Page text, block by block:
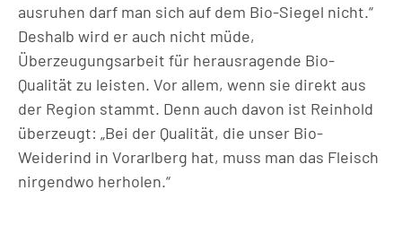
ausruhen darf man sich auf dem Bio-Siegel nicht.“
Deshalb wird er auch nicht müde,
Überzeugungsarbeit für herausragende Bio-
Qualität zu leisten. Vor allem, wenn sie direkt aus
der Region stammt. Denn auch davon ist Reinhold
überzeugt: „Bei der Qualität, die unser Bio-
Weiderind in Vorarlberg hat, muss man das Fleisch
nirgendwo herholen.“